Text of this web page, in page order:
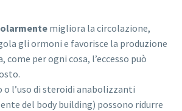
migliora la circolazione,
gli ormoni e favorisce la produzione
come per ogni cosa, l’eccesso può
l’uso di steroidi anabolizzanti
del body building) possono ridurre